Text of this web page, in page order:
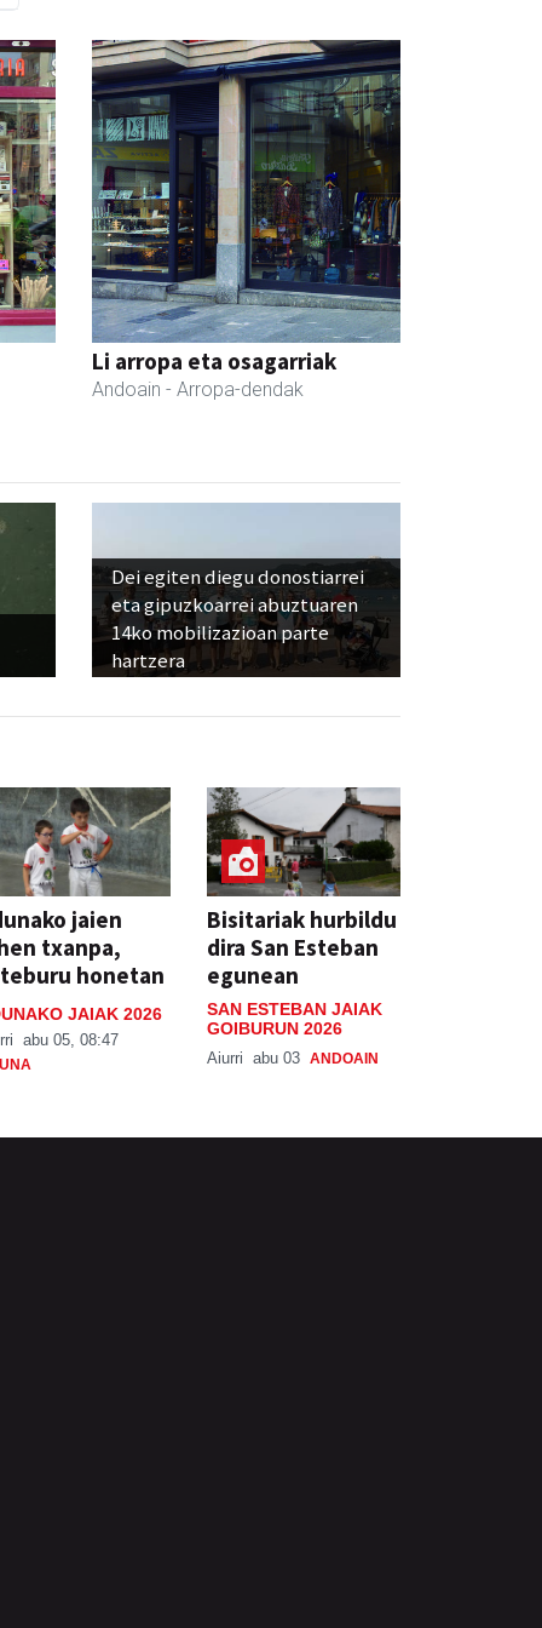
Li arropa eta osagarriak
Andoain - Arropa-dendak
Dei egiten diegu donostiarrei
eta gipuzkoarrei abuztuaren
14ko mobilizazioan parte
hartzera
jaien
txanpa,
honetan
JAIAK 2026
abu 05, 08:47
Bisitariak hurbildu
dira San Esteban
egunean
SAN ESTEBAN JAIAK
GOIBURUN 2026
Aiurri abu 03 ANDOAIN